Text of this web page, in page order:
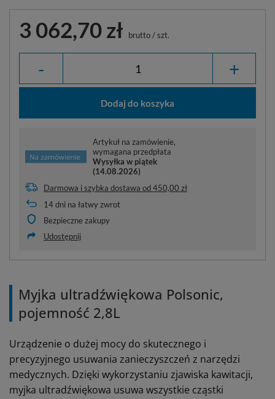
3 062,70 zł brutto/szt.
- +
Dodaj do koszyka
Artykuł na zamówienie,
wymagana przedpłata
Wysyłka w piątek
(14.08.2026)
Darmowa i szybka dostawa od450,00 zł
14dni na łatwy zwrot
Bezpieczne zakupy
Udostępnij
Myjka ultradźwiękowa Polsonic,
pojemność 2,8L
Urządzenie o dużej mocy do skutecznego i
precyzyjnego usuwania zanieczyszczeń z narzędzi
medycznych. Dzięki wykorzystaniu zjawiska kawitacji,
myjka ultradźwiękowa usuwa wszystkie cząstki